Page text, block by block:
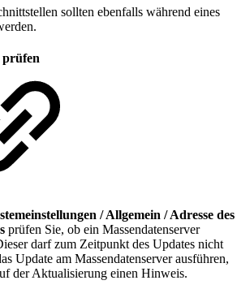
sollten ebenfalls während eines
prüfen
/ Allgemein / Adresse des
prüfen Sie, ob ein Massendatenserver
darf zum Zeitpunkt des Updates nicht
Update am Massendatenserver ausführen,
der Aktualisierung einen Hinweis.